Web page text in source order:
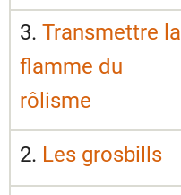
3. Transmettre la
flamme du
rôlisme
2. Les grosbills